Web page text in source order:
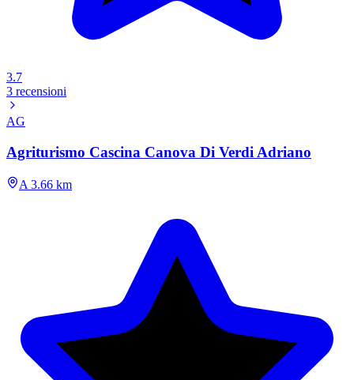
3.7
3 recensioni
AG
Agriturismo Cascina Canova Di Verdi Adriano
A 3.66 km